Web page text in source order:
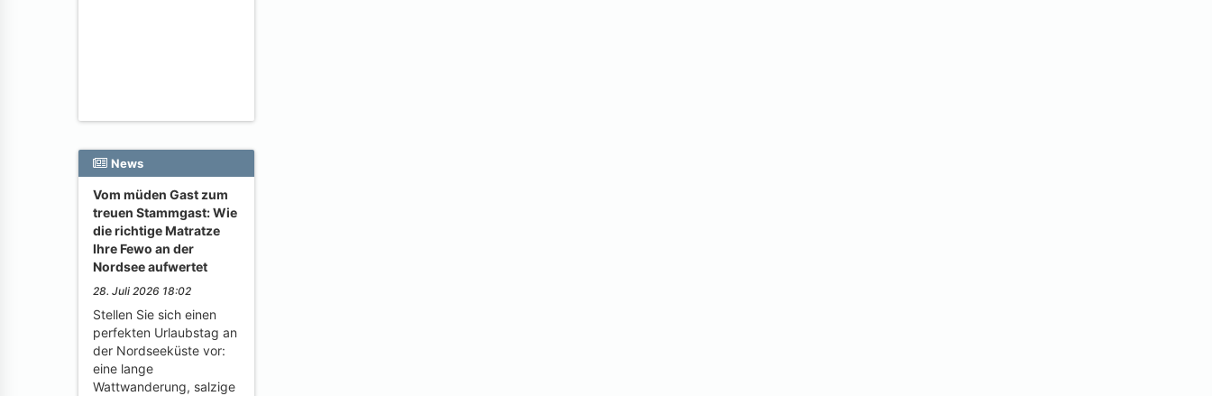
News
Vom müden Gast zum
treuen Stammgast: Wie
die richtige Matratze
Ihre Fewo an der
Nordsee aufwertet
28. Juli 2026 18:02
Stellen Sie sich einen
perfekten Urlaubstag an
der Nordseeküste vor:
eine lange
Wattwanderung, salzige